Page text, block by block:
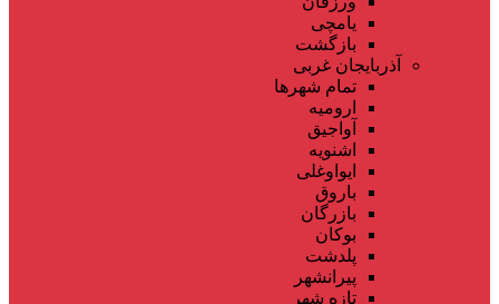
یامچی
بازگشت
آذربایجان غربی
تمام شهر‌ها
ارومیه
آواجیق
اشنویه
ایواوغلی
باروق
بازرگان
بوکان
پلدشت
پیرانشهر
تازه شهر